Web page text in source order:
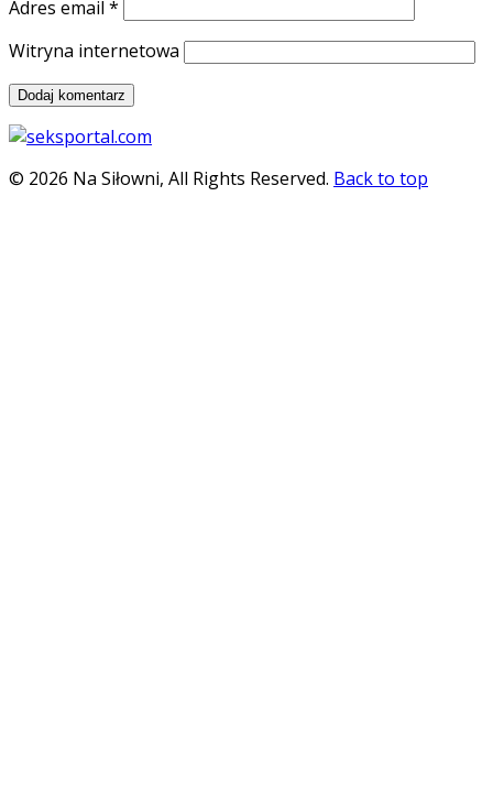
Adres email *
Witryna internetowa
© 2026 Na Siłowni, All Rights Reserved. Back to top